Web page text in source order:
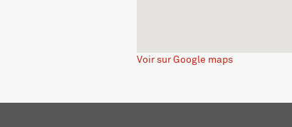
Voir sur Google maps